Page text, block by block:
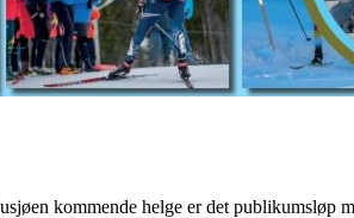
kommende helge er det publikumsløp